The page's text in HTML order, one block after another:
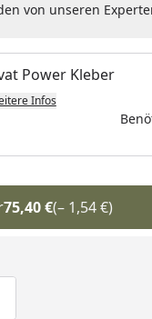
von unseren
Power Kleber
Infos
75,40 €(– 1,54 €)
eins verringern
manuell um